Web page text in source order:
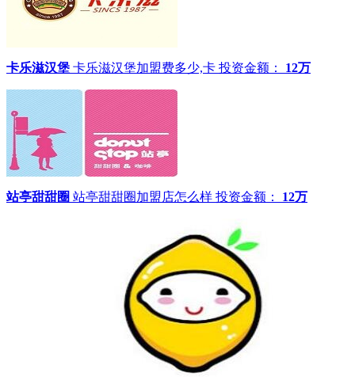
卡乐滋汉堡 卡乐滋汉堡加盟费多少,卡 投资金额： 12万
站亭甜甜圈 站亭甜甜圈加盟店怎么样 投资金额： 12万